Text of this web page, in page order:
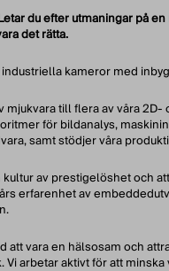
du efter utmaningar på
det rätta.
kameror med
till flera av våra
för bildanalys,
samt stödjer våra
av prestigelöshet och
erfarenhet av
att vara en hälsosam och
arbetar aktivt för att